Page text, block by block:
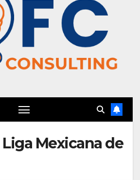
Liga Mexicana de